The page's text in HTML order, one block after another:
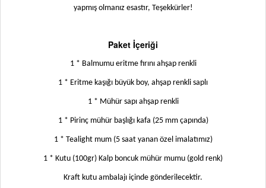
yapmış olmanız esastır, Teşekkürler!
Paket İçeriği
1 * Balmumu eritme fırını ahşap renkli
1 * Eritme kaşığı büyük boy, ahşap renkli saplı
1 * Mühür sapı ahşap renkli
1 * Pirinç mühür başlığı kafa (25 mm çapında)
1 * Tealight mum (5 saat yanan özel imalatımız)
1 * Kutu (100gr) Kalp boncuk mühür mumu (gold renk)
Kraft kutu ambalajı içinde gönderilecektir.